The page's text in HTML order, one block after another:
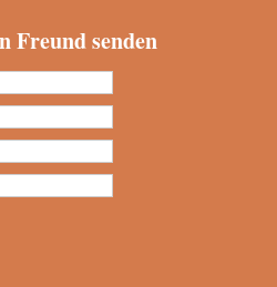
Freund senden